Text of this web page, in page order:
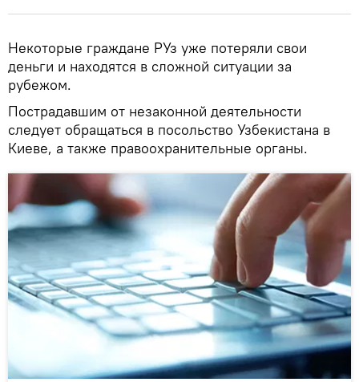
Некоторые граждане РУз уже потеряли свои
деньги и находятся в сложной ситуации за
рубежом.
Пострадавшим от незаконной деятельности
следует обращаться в посольство Узбекистана в
Киеве, а также правоохранительные органы.